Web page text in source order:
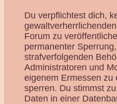
Du verpflichtest dich,
Forum zu
permanenter
strafverfolgenden
Administratoren und
eigenem Ermessen zu
sperren. Du stimmst
Daten in einer